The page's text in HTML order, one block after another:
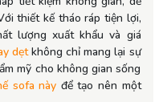
thiết kế tháo ráp tiện lợi,
lượng xuất khẩu và giá
dẹtkhông chỉ mang lại sự
mỹ cho không gian sống
sofa này để tạo nên một